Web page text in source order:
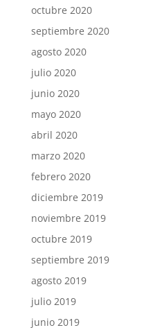
octubre 2020
septiembre 2020
agosto 2020
julio 2020
junio 2020
mayo 2020
abril 2020
marzo 2020
febrero 2020
diciembre 2019
noviembre 2019
octubre 2019
septiembre 2019
agosto 2019
julio 2019
junio 2019